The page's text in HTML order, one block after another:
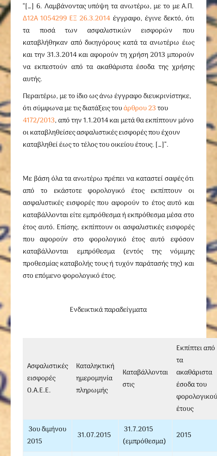
“[…] 6. Λαμβάνοντας υπόψη τα ανωτέρω, με το με Α.Π.
Δ12Α 1054299 ΕΞ 26.3.2014 έγγραφο, έγινε δεκτό, ότι
τα ποσά των ασφαλιστικών εισφορών που
καταβλήθηκαν από δικηγόρους κατά τα ανωτέρω έως
και την 31.3.2014 και αφορούν τη χρήση 2013 μπορούν
να εκπεστούν από τα ακαθάριστα έσοδα της χρήσης
αυτής.
Περαιτέρω, με το ίδιο ως άνω έγγραφο διευκρινίστηκε,
ότι σύμφωνα με τις διατάξεις τουάρθρου 23του
4172/2013, από την 1.1.2014 και μετά θα εκπίπτουν μόνο
οι καταβληθείσες ασφαλιστικές εισφορές που έχουν
καταβληθεί έως το τέλος του οικείου έτους. […]”.
Με βάση όλα τα ανωτέρω πρέπει να καταστεί σαφές ότι
από το εκάστοτε φορολογικό έτος εκπίπτουν οι
ασφαλιστικές εισφορές που αφορούν το έτος αυτό και
καταβάλλονται είτε εμπρόθεσμα ή εκπρόθεσμα μέσα στο
έτος αυτό. Επίσης, εκπίπτουν οι ασφαλιστικές εισφορές
που αφορούν στο φορολογικό έτος αυτό εφόσον
καταβάλλονται εμπρόθεσμα (εντός της νόμιμης
προθεσμίας καταβολής τους ή τυχόν παράτασής της) και
στο επόμενο φορολογικό έτος.
Ενδεικτικά παραδείγματα
Ασφαλιστικές
εισφορές
Ο.Α.Ε.Ε.
Καταληκτική
ημερομηνία
πληρωμής
Καταβάλλονται
στις
Εκπίπτει από
τα
ακαθάριστα
έσοδα του
έτους
3ου διμήνου
2015
31.07.2015
31.7.2015
(εμπρόθεσμα)
2015